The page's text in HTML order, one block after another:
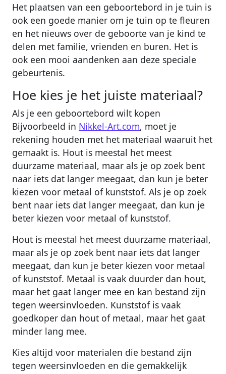
Het plaatsen van een geboortebord in je tuin is
ook een goede manier om je tuin op te fleuren
en het nieuws over de geboorte van je kind te
delen met familie, vrienden en buren. Het is
ook een mooi aandenken aan deze speciale
gebeurtenis.
Hoe kies je het juiste materiaal?
Als je een geboortebord wilt kopen
Bijvoorbeeld in Nikkel-Art.com, moet je
rekening houden met het materiaal waaruit het
gemaakt is. Hout is meestal het meest
duurzame materiaal, maar als je op zoek bent
naar iets dat langer meegaat, dan kun je beter
kiezen voor metaal of kunststof. Als je op zoek
bent naar iets dat langer meegaat, dan kun je
beter kiezen voor metaal of kunststof.
Hout is meestal het meest duurzame materiaal,
maar als je op zoek bent naar iets dat langer
meegaat, dan kun je beter kiezen voor metaal
of kunststof. Metaal is vaak duurder dan hout,
maar het gaat langer mee en kan bestand zijn
tegen weersinvloeden. Kunststof is vaak
goedkoper dan hout of metaal, maar het gaat
minder lang mee.
Kies altijd voor materialen die bestand zijn
tegen weersinvloeden en die gemakkelijk